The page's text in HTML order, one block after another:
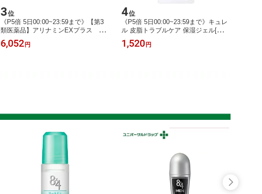
3位
《P5倍 5日00:00~23:59まで》【第3
類医薬品】アリナミンEXプラス 270
錠[ビタミンB1]
6,052 円
4位
《P5倍 5日00:00~23:59まで》キュレ
ル 皮脂トラブルケア 保湿ジェル[敏感
肌 脂性肌]
1,520 円